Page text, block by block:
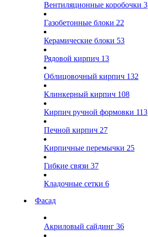
Вентиляционные коробочки 3
Газобетонные блоки 22
Керамические блоки 53
Рядовой кирпич 13
Облицовочный кирпич 132
Клинкерный кирпич 108
Кирпич ручной формовки 113
Печной кирпич 27
Кирпичные перемычки 25
Гибкие связи 37
Кладочные сетки 6
Фасад
Акриловый сайдинг 36